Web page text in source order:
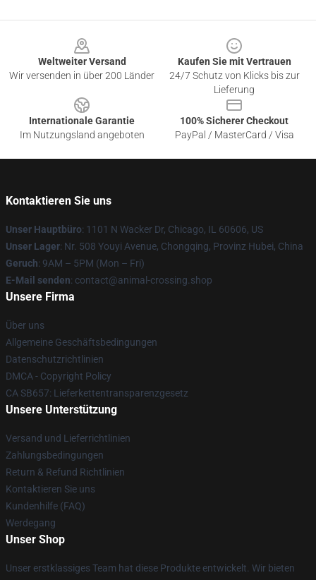
Weltweiter Versand
Wir versenden in über 200 Länder
Kaufen Sie mit Vertrauen
24/7 Schutz von Klicks bis zur
Lieferung
Internationale Garantie
Im Nutzungsland angeboten
100% Sicherer Checkout
PayPal / MasterCard / Visa
Kontaktieren Sie uns
Unser Hauptbüro: 1101 N Wacker Dr, Chicago, IL 60606, US
Unser Lager: Nr. 508 Youyi Avenue, Chongqing, Provinz Hubei, China
Geruch: 9AM – 5PM (Mon – Fri)
E-Mail senden: contact@animal-crossing.shop
Unsere Firma
Über uns
Allgemeine Geschäftsbedingungen
Datenschutzrichtlinien
DMCA - Copyright Policy
CA SB657: Lieferkettentransparenzgesetz
Unsere Unterstützung
Versand und Lieferrichtlinien
Zahlungsbedingungen
Return & Refund Richtlinien
Kontaktieren Sie uns
Kundenhilfe (FAQ)
Werdegang
Unser Shop
Unser erstklassiges Team hat diese Produkte entwickelt. Wir bieten